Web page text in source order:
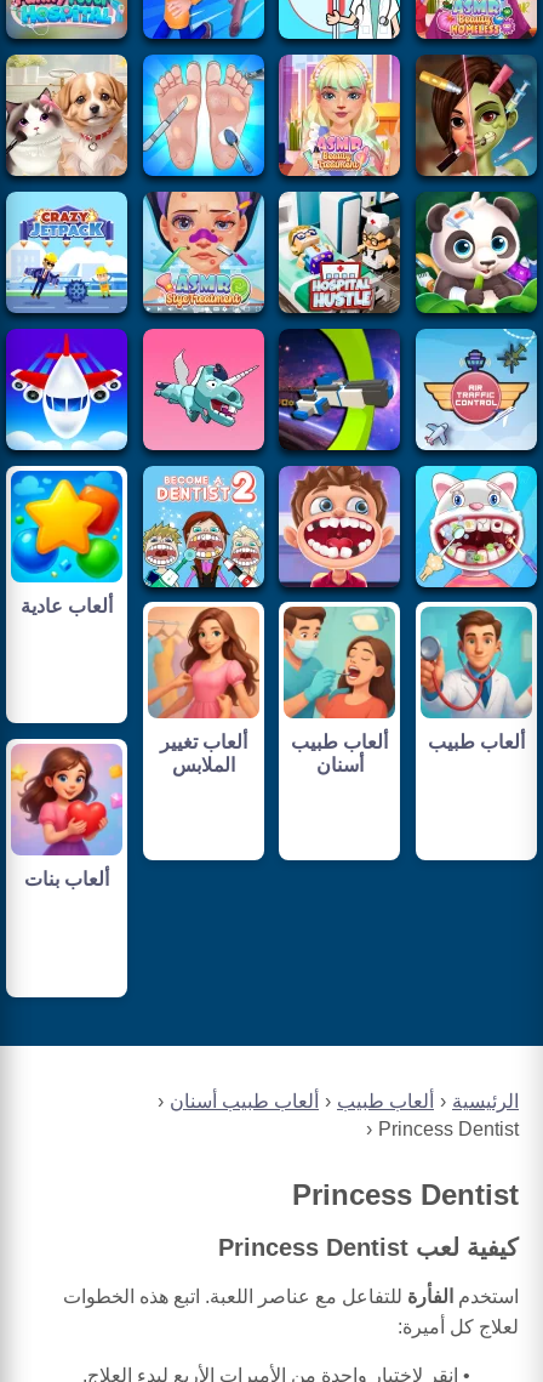
الرئيسية ألعاب طبيب
ألعاب طبيب أسنان
Princess Dentist
Princess Dentist
كيفية لعب Princess Dentist
استخدم الفأرة للتفاعل مع عناصر اللعبة. اتبع هذه الخطوات
لعلاج كل أميرة:
انقر لاختيار واحدة من الأميرات الأربع لبدء العلاج.
ألعاب عادية
ألعاب طبيب
ألعاب طبيب
أسنان
ألعاب تغيير
الملابس
ألعاب بنات